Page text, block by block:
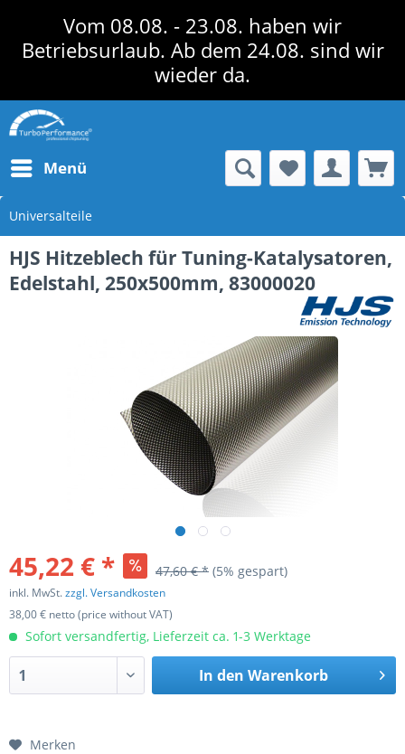
Vom 08.08. - 23.08. haben wir
Betriebsurlaub. Ab dem 24.08. sind wir
wieder da.
Menü
Universalteile
HJS Hitzeblech für Tuning-Katalysatoren,
Edelstahl, 250x500mm, 83000020
45,22 € * 47,60 € * (5% gespart)
inkl. MwSt.zzgl. Versandkosten
38,00 € netto (price without VAT)
Sofort versandfertig, Lieferzeit ca. 1-3 Werktage
In den Warenkorb
Merken